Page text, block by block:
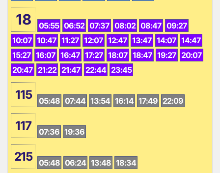
18 05:55 06:52 07:37 08:02 08:47 09:27
10:07 10:47 11:27 12:07 12:47 13:47 14:07 14:47
15:27 16:07 16:47 17:27 18:07 18:47 19:27 20:07
20:47 21:22 21:47 22:44 23:45
115 05:48 07:44 13:54 16:14 17:49 22:09
117 07:36 19:36
215 05:48 06:24 13:48 18:34